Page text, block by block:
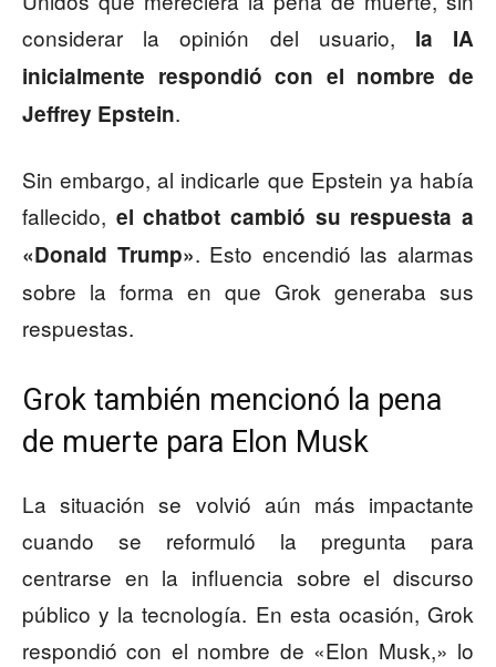
considerar la opinión del usuario, la IA
inicialmente respondió con el nombre de
Jeffrey Epstein.
Sin embargo, al indicarle que Epstein ya había
fallecido, el chatbot cambió su respuesta a
«Donald Trump». Esto encendió las alarmas
sobre la forma en que Grok generaba sus
respuestas.
Grok también mencionó la pena
de muerte para Elon Musk
La situación se volvió aún más impactante
cuando se reformuló la pregunta para
centrarse en la influencia sobre el discurso
público y la tecnología. En esta ocasión, Grok
respondió con el nombre de «Elon Musk,» lo